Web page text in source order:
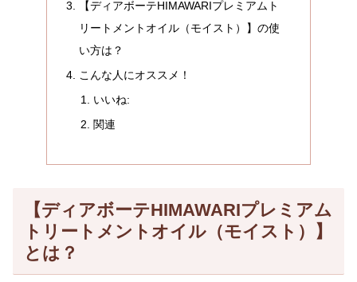
【ディアボーテHIMAWARIプレミアムト
リートメントオイル（モイスト）】の使
い方は？
こんな人にオススメ！
いいね:
関連
【ディアボーテHIMAWARIプレミアム
トリートメントオイル（モイスト）】
とは？